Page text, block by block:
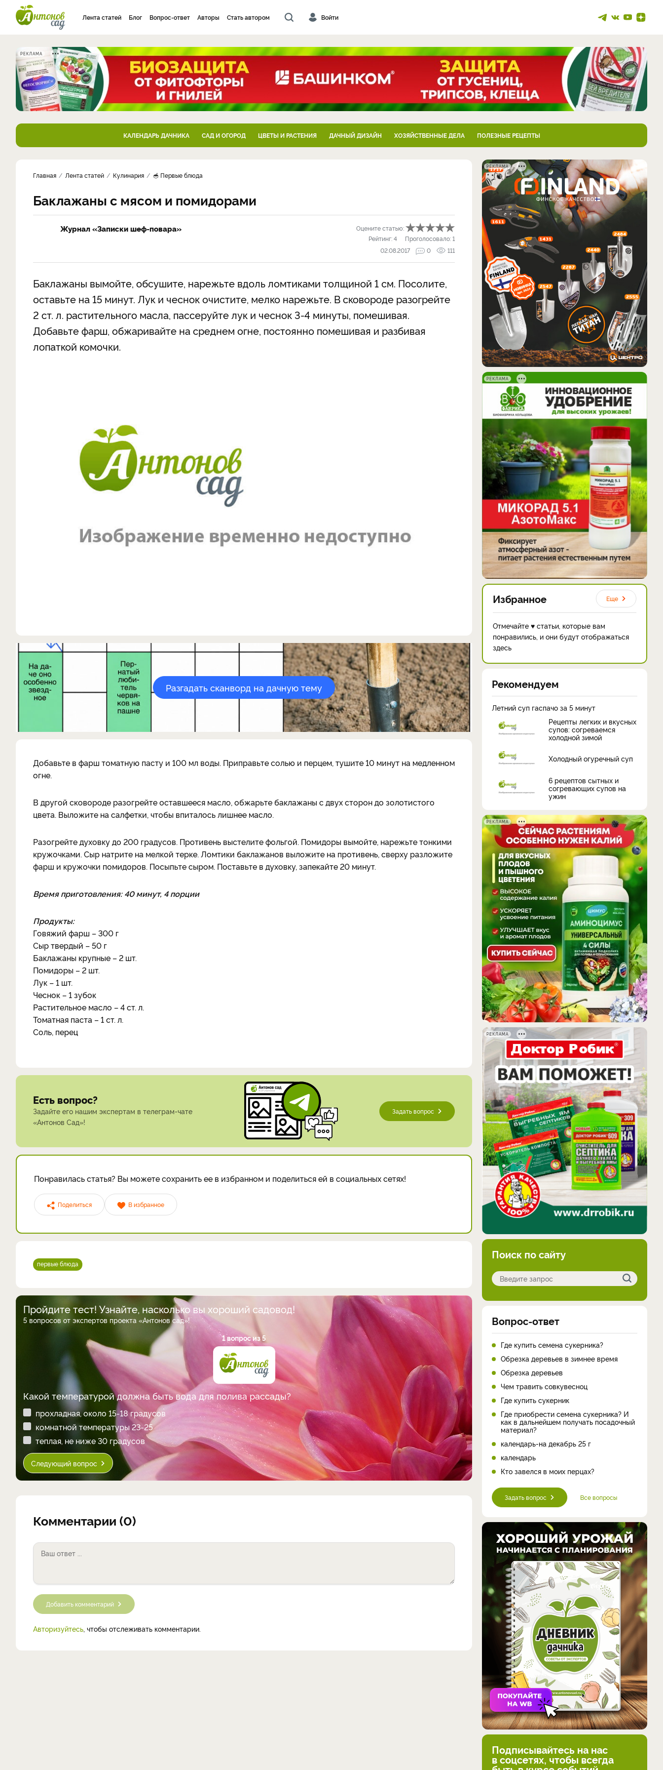
Лента статей Блог Вопрос-ответ Авторы Стать автором Войти
РЕКЛАМА
КАЛЕНДАРЬ ДАЧНИКА САД И ОГОРОД ЦВЕТЫ И РАСТЕНИЯ ДАЧНЫЙ ДИЗАЙН ХОЗЯЙСТВЕННЫЕ ДЕЛА ПОЛЕЗНЫЕ РЕЦЕПТЫ
Главная Лента статей Кулинария 🥣 Первые блюда
Баклажаны с мясом и помидорами
Журнал «Записки шеф-повара»
Оцените статью:
Рейтинг:4 Проголосовало:1
02.08.2017
0 111
Баклажаны вымойте, обсушите, нарежьте вдоль ломтиками толщиной 1 см. Посолите,
оставьте на 15 минут. Лук и чеснок очистите, мелко нарежьте. В сковороде разогрейте
2 ст. л. растительного масла, пассеруйте лук и чеснок 3-4 минуты, помешивая.
Добавьте фарш, обжаривайте на среднем огне, постоянно помешивая и разбивая
лопаткой комочки.
Разгадать сканворд на дачную тему
Добавьте в фарш томатную пасту и 100 мл воды. Приправьте солью и перцем, тушите 10 минут на медленном
огне.
В другой сковороде разогрейте оставшееся масло, обжарьте баклажаны с двух сторон до золотистого
цвета. Выложите на салфетки, чтобы впиталось лишнее масло.
Разогрейте духовку до 200 градусов. Противень выстелите фольгой. Помидоры вымойте, нарежьте тонкими
кружочками. Сыр натрите на мелкой терке. Ломтики баклажанов выложите на противень, сверху разложите
фарш и кружочки помидоров. Посыпьте сыром. Поставьте в духовку, запекайте 20 минут.
Время приготовления: 40 минут, 4 порции
Продукты:
Говяжий фарш – 300 г
Сыр твердый – 50 г
Баклажаны крупные – 2 шт.
Помидоры – 2 шт.
Лук – 1 шт.
Чеснок – 1 зубок
Растительное масло – 4 ст. л.
Томатная паста – 1 ст. л.
Соль, перец
Есть вопрос?
Задайте его нашим экспертам в телеграм-чате
«Антонов Сад»!
Задать вопрос
Понравилась статья? Вы можете сохранить ее в избранном и поделиться ей в социальных сетях!
Поделиться В избранное
первые блюда
Пройдите тест! Узнайте, насколько вы хороший садовод!
5 вопросов от экспертов проекта «Антонов сад»!
1 вопрос из 5
Какой температурой должна быть вода для полива рассады?
прохладная, около 15-18 градусов
комнатной температуры 23-25
теплая, не ниже 30 градусов
Следующий вопрос
Комментарии (0)
Добавить комментарий
Авторизуйтесь, чтобы отслеживать комментарии.
РЕКЛАМА
РЕКЛАМА
Избранное Еще
Отмечайте ♥ статьи, которые вам
понравились, и они будут отображаться
здесь
Рекомендуем
Летний суп гаспачо за 5 минут
Рецепты легких и вкусных
супов: согреваемся
холодной зимой
Холодный огуречный суп
6 рецептов сытных и
согревающих супов на
ужин
РЕКЛАМА
РЕКЛАМА
Поиск по сайту
Вопрос-ответ
Где купить семена сукерника?
Обрезка деревьев в зимнее время
Обрезка деревьев
Чем травить совкувесноц
Где купить сукерник
Где приобрести семена сукерника? И
как в дальнейшем получать посадочный
материал?
календарь-на декабрь 25 г
календарь
Кто завелся в моих перцах?
Задать вопрос Все вопросы
Подписывайтесь на нас
в соцсетях, чтобы всегда